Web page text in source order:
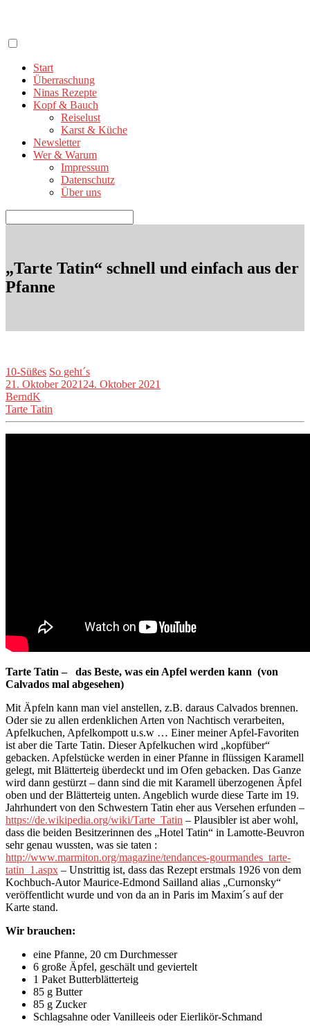
springen
Start
Überraschung
Ninas Rezepte
Kopf & Bauch
Reiselust
Karst & Küche
Newsletter
Wer & Warum
Impressum
Datenschutz
Über uns
nach:
„Tarte Tatin“ schnell und einfach aus der
Pfanne
10-Süßes So geht´s
21. Oktober 2021 24. Oktober 2021
BerndK
Tarte Tatin
Tarte Tatin – das Beste, was ein Apfel werden kann (von
Calvados mal abgesehen)
Mit Äpfeln kann man viel anstellen, z.B. daraus Calvados brennen.
Oder sie zu allen erdenklichen Arten von Nachtisch verarbeiten,
Apfelkuchen, Apfelkompott u.s.w … Einer meiner Apfel-Favoriten
ist aber die Tarte Tatin. Dieser Apfelkuchen wird „kopfüber“
gebacken. Apfelstücke werden in einer Pfanne in flüssigen Karamell
gelegt, mit Blätterteig überdeckt und im Ofen gebacken. Das Ganze
wird dann gestürzt – dann sind die mit Karamell überzogenen Äpfel
oben und der Blätterteig unten. Angeblich wurde diese Tarte im 19.
Jahrhundert von den Schwestern Tatin eher aus Versehen erfunden –
https://de.wikipedia.org/wiki/Tarte_Tatin – Plausibler ist aber wohl,
dass die beiden Besitzerinnen des „Hotel Tatin“ in Lamotte-Beuvron
sehr genau wussten, was sie taten :
http://www.marmiton.org/magazine/tendances-gourmandes_tarte-
tatin_1.aspx – Unstrittig ist, dass das Rezept erstmals 1926 von dem
Kochbuch-Autor Maurice-Edmond Sailland alias „Curnonsky“
veröffentlicht wurde und von da an in Paris im Maxim´s auf der
Karte stand.
Wir brauchen:
eine Pfanne, 20 cm Durchmesser
6 große Äpfel, geschält und geviertelt
1 Paket Butterblätterteig
85 g Butter
85 g Zucker
Schlagsahne oder Vanilleeis oder Eierlikör-Schmand